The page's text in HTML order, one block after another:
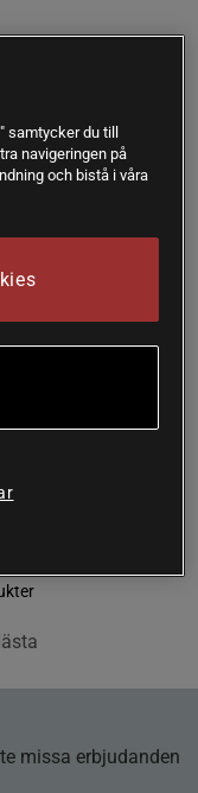
missa erbjudanden
du till
navigeringen på
och bistå i våra